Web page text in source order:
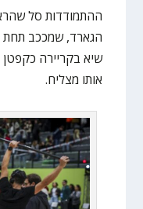
ההתמודדות סל
הגארד, שמככב תחת
שיא בקריירה
אותו מצליח.